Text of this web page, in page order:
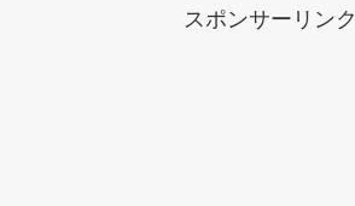
スポンサーリンク